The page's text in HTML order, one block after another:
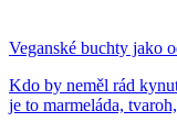
Veganské buchty jako
Kdo by neměl rád
je to marmeláda,